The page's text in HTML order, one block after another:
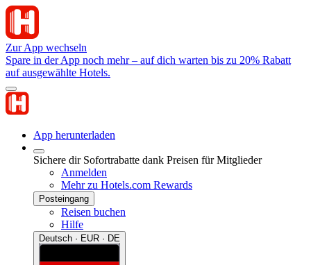
Zur App wechseln
Spare in der App noch mehr – auf dich warten bis zu 20% Rabatt
auf ausgewählte Hotels.
App herunterladen
Sichere dir Sofortrabatte dank Preisen für Mitglieder
Anmelden
Mehr zu Hotels.com Rewards
Posteingang
Reisen buchen
Hilfe
Deutsch · EUR · DE